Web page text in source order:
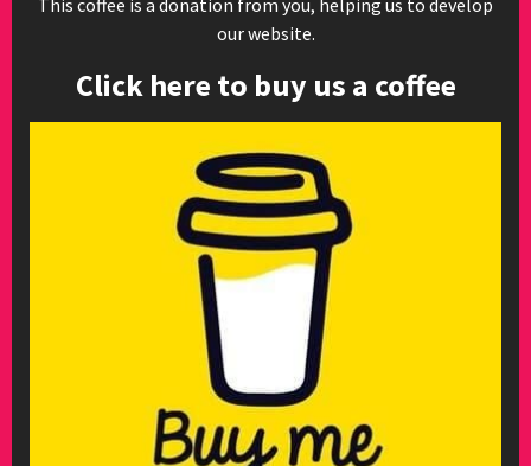
This coffee is a donation from you, helping us to develop
our website.
Click here to buy us a coffee